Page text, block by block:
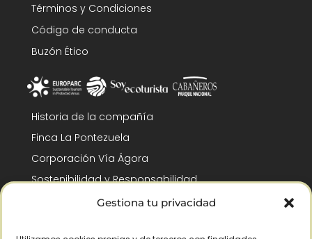
Gestiona tu privacidad
Términos y Condiciones
Código de conducta
Buzón Ético
Historia de la compañía
Finca La Pontezuela
Corporación Vía Ágora
Sostenibilidad y Responsabilidad
RSC y Fundación Gómez-Pintado